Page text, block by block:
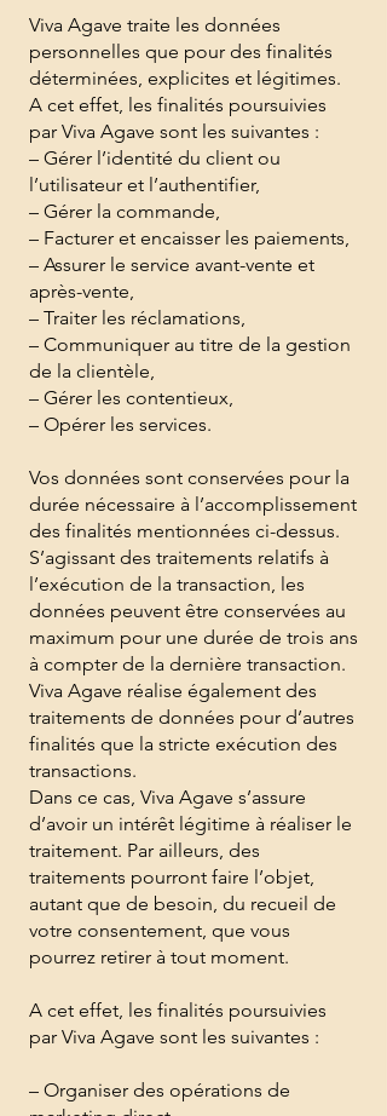
Viva Agave traite les données
personnelles que pour des finalités
déterminées, explicites et légitimes.
A cet effet, les finalités poursuivies
par Viva Agave sont les suivantes :
– Gérer l’identité du client ou
l’utilisateur et l’authentifier,
– Gérer la commande,
– Facturer et encaisser les paiements,
– Assurer le service avant-vente et
après-vente,
– Traiter les réclamations,
– Communiquer au titre de la gestion
de la clientèle,
– Gérer les contentieux,
– Opérer les services.
Vos données sont conservées pour la
durée nécessaire à l’accomplissement
des finalités mentionnées ci-dessus.
S’agissant des traitements relatifs à
l’exécution de la transaction, les
données peuvent être conservées au
maximum pour une durée de trois ans
à compter de la dernière transaction.
Viva Agave réalise également des
traitements de données pour d’autres
finalités que la stricte exécution des
transactions.
Dans ce cas, Viva Agave s’assure
d’avoir un intérêt légitime à réaliser le
traitement. Par ailleurs, des
traitements pourront faire l’objet,
autant que de besoin, du recueil de
votre consentement, que vous
pourrez retirer à tout moment.
A cet effet, les finalités poursuivies
par Viva Agave sont les suivantes :
– Organiser des opérations de